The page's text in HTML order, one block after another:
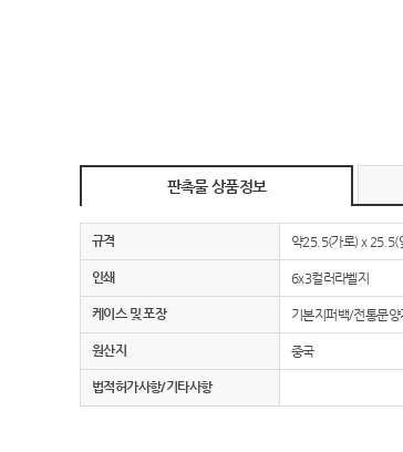
판촉물 상품정보
규격 약25.5(가로) x 25.5(
인쇄 6x3컬러라벨지
케이스 및 포장 기본지퍼백/전통문양
원산지 중국
법적허가사항/기타사항